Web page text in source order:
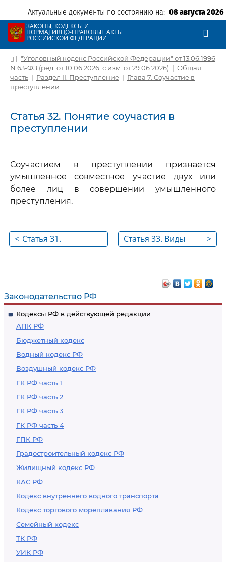
Актуальные документы по состоянию на: 08 августа 2026
ЗАКОНЫ, КОДЕКСЫ И
НОРМАТИВНО-ПРАВОВЫЕ АКТЫ
РОССИЙСКОЙ ФЕДЕРАЦИИ
Законодательство РФ
Кодексы РФ в действующей редакции
АПК РФ
Бюджетный кодекс
Водный кодекс РФ
Воздушный кодекс РФ
ГК РФ часть 1
ГК РФ часть 2
ГК РФ часть 3
ГК РФ часть 4
ГПК РФ
Градостроительный кодекс РФ
Жилищный кодекс РФ
КАС РФ
Кодекс внутреннего водного транспорта
Кодекс торгового мореплавания РФ
Семейный кодекс
ТК РФ
УИК РФ
| "Уголовный кодекс Российской Федерации" от 13.06.1996
N 63-ФЗ (ред. от 10.06.2026, с изм. от 29.06.2026) | Общая
часть | Раздел II. Преступление | Глава 7. Соучастие в
преступлении
Статья 32. Понятие соучастия в
преступлении
Соучастием в преступлении признается
умышленное совместное участие двух или
более лиц в совершении умышленного
преступления.
< Статья 31.
>
Статья 33. Виды